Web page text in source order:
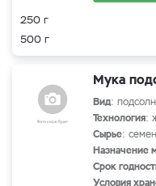
250 г
500 г
Мука
Вид:
Технология:
Сырье:
Назначение
Срок
Условия